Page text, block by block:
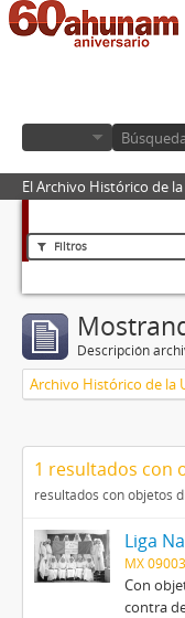
El Archivo Histórico de
Filtros
Descripción
Archivo Histórico de la
1 resultados con
resultados con objetos
MX
Con
contra